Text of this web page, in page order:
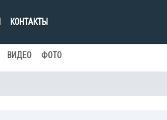
КОНТАКТЫ
ВИДЕО ФОТО